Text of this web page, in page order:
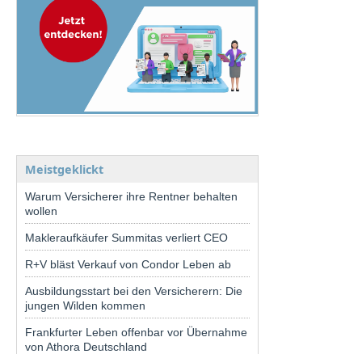
Meistgeklickt
Warum Versicherer ihre Rentner behalten
wollen
Makleraufkäufer Summitas verliert CEO
R+V bläst Verkauf von Condor Leben ab
Ausbildungsstart bei den Versicherern: Die
jungen Wilden kommen
Frankfurter Leben offenbar vor Übernahme
von Athora Deutschland